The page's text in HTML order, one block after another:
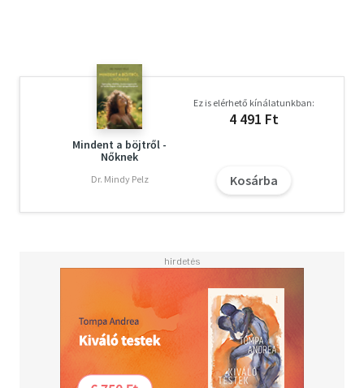
Mindent a böjtről -
Nőknek
Dr. Mindy Pelz
Ez is elérhető kínálatunkban:
4 491 Ft
Kosárba